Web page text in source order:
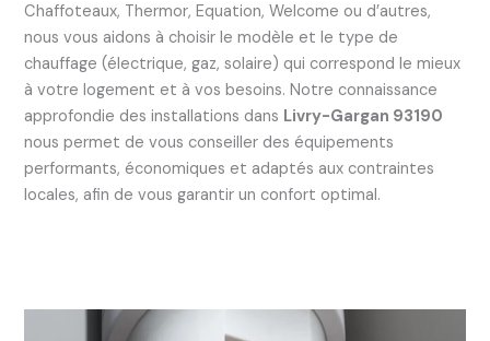
Chaffoteaux, Thermor, Equation, Welcome ou d’autres,
nous vous aidons à choisir le modèle et le type de
chauffage (électrique, gaz, solaire) qui correspond le mieux
à votre logement et à vos besoins. Notre connaissance
approfondie des installations dans Livry-Gargan 93190
nous permet de vous conseiller des équipements
performants, économiques et adaptés aux contraintes
locales, afin de vous garantir un confort optimal.